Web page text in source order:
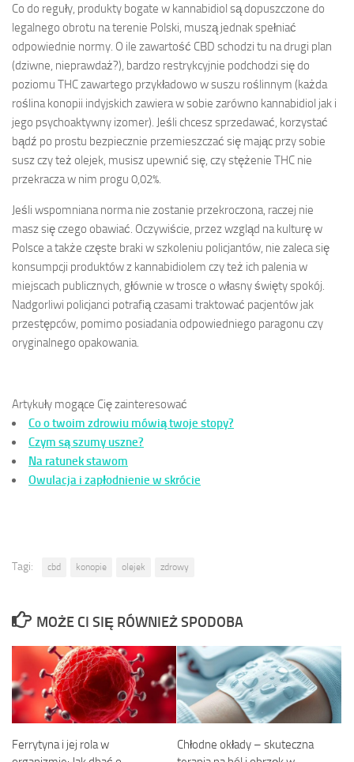
Co do reguły, produkty bogate w kannabidiol są dopuszczone do
legalnego obrotu na terenie Polski, muszą jednak spełniać
odpowiednie normy. O ile zawartość CBD schodzi tu na drugi plan
(dziwne, nieprawdaż?), bardzo restrykcyjnie podchodzi się do
poziomu THC zawartego przykładowo w suszu roślinnym (każda
roślina konopii indyjskich zawiera w sobie zarówno kannabidiol jak i
jego psychoaktywny izomer). Jeśli chcesz sprzedawać, korzystać
bądź po prostu bezpiecznie przemieszczać się mając przy sobie
susz czy też olejek, musisz upewnić się, czy stężenie THC nie
przekracza w nim progu 0,02%.
Jeśli wspomniana norma nie zostanie przekroczona, raczej nie
masz się czego obawiać. Oczywiście, przez wzgląd na kulturę w
Polsce a także częste braki w szkoleniu policjantów, nie zaleca się
konsumpcji produktów z kannabidiolem czy też ich palenia w
miejscach publicznych, głównie w trosce o własny święty spokój.
Nadgorliwi policjanci potrafią czasami traktować pacjentów jak
przestępców, pomimo posiadania odpowiedniego paragonu czy
oryginalnego opakowania.
Artykuły mogące Cię zainteresować
Co o twoim zdrowiu mówią twoje stopy?
Czym są szumy uszne?
Na ratunek stawom
Owulacja i zapłodnienie w skrócie
Tagi: cbd konopie olejek zdrowy
MOŻE CI SIĘ RÓWNIEŻ SPODOBA
Ferrytyna i jej rola w
Chłodne okłady – skuteczna